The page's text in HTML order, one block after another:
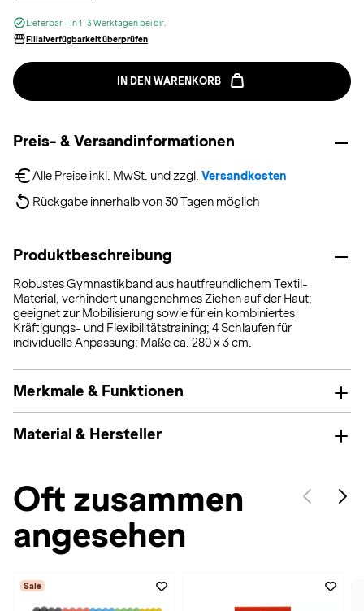
Lieferbar - In 1-3 Werktagen bei dir.
Filialverfügbarkeit überprüfen
IN DEN WARENKORB
Preis- & Versandinformationen
Alle Preise inkl. MwSt. und zzgl. Versandkosten
Rückgabe innerhalb von 30 Tagen möglich
Produktbeschreibung
Robustes Gymnastikband aus hautfreundlichem Textil-
Material, verhindert unangenehmes Ziehen auf der Haut;
geeignet zur Mobilisierung sowie für ein kombiniertes
Kräftigungs- und Flexibilitätstraining; 4 Schlaufen für
individuelle Anpassung; Maße ca. 280 x 3 cm.
Merkmale & Funktionen
Material & Hersteller
Oft zusammen
angesehen
Sale